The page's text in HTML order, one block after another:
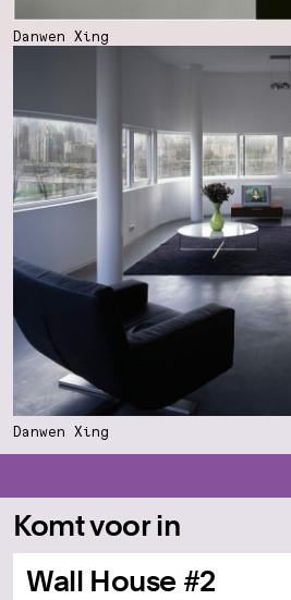
Danwen Xing
Danwen Xing
Komt voor in
Wall House #2